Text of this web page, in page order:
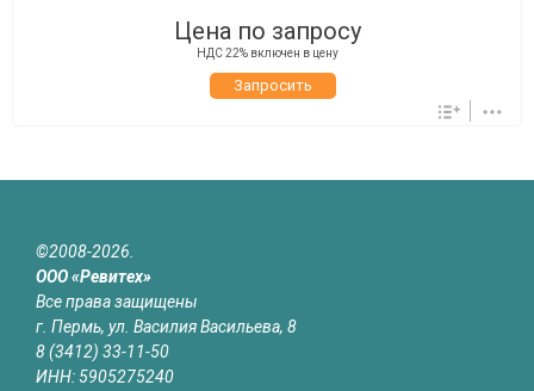
Цена по запросу
НДС 22% включен в цену
Запросить
©2008-2026.
ООО «Ревитех»
Все права защищены
г. Пермь, ул. Василия Васильева, 8
8 (3412) 33-11-50
ИНН: 5905275240